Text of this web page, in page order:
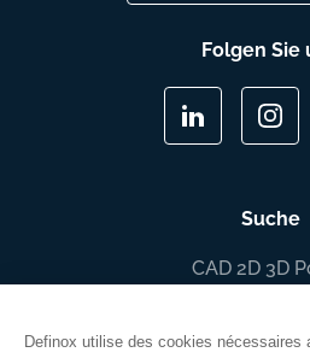
Folgen Sie
Suche
CAD 2D 3D
Definox utilise des cookies nécessaires